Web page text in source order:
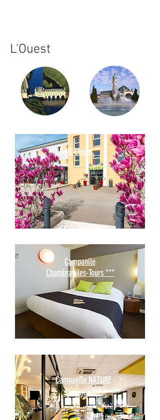
L'Ouest
B&B Cholet **
Campanile
Chambray-les-Tours ***
Campanile NATURE
Limoges ***